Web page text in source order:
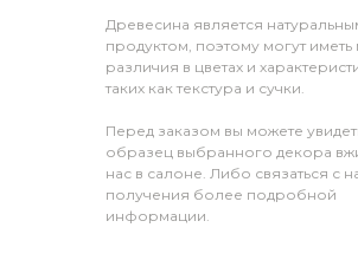
Древесина является
продуктом, поэтому могут иметь
различия в цветах и
таких как текстура и сучки.
Перед заказом вы можете
образец выбранного декора
нас в салоне. Либо связаться с
получения более подробной
информации.